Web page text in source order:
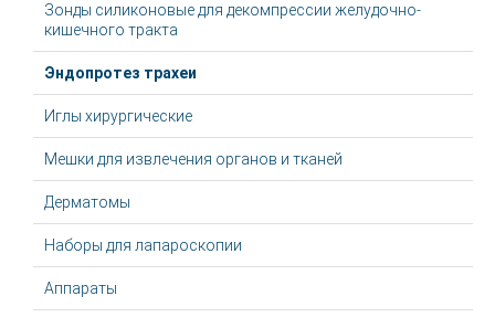
Зонды силиконовые для декомпрессии желудочно-
кишечного тракта
Эндопротез трахеи
Иглы хирургические
Мешки для извлечения органов и тканей
Дерматомы
Наборы для лапароскопии
Аппараты